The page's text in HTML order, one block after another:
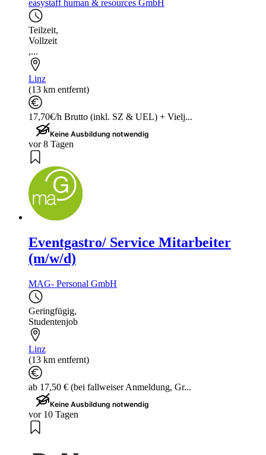
easystaff human & resources GmbH
Teilzeit,
Vollzeit
,...
Linz
(13 km entfernt)
17,70€/h Brutto (inkl. SZ & UEL) + Vielj...
Keine Ausbildung notwendig
vor 8 Tagen
Eventgastro/ Service Mitarbeiter
(m/w/d)
MAG- Personal GmbH
Geringfügig,
Studentenjob
Linz
(13 km entfernt)
ab 17,50 € (bei fallweiser Anmeldung, Gr...
Keine Ausbildung notwendig
vor 10 Tagen